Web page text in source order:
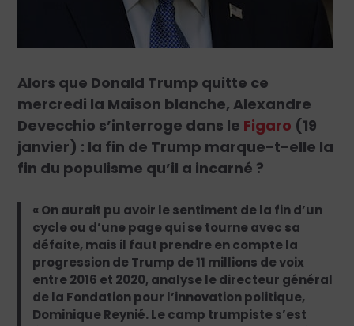
Alors que Donald Trump quitte ce
mercredi la Maison blanche, Alexandre
Devecchio s’interroge dans le Figaro (19
janvier) : la fin de Trump marque-t-elle la
fin du populisme qu’il a incarné ?
« On aurait pu avoir le sentiment de la fin d’un
cycle ou d’une page qui se tourne avec sa
défaite, mais il faut prendre en compte la
progression de Trump de 11 millions de voix
entre 2016 et 2020, analyse le directeur général
de la Fondation pour l’innovation politique,
Dominique Reynié. Le camp trumpiste s’est